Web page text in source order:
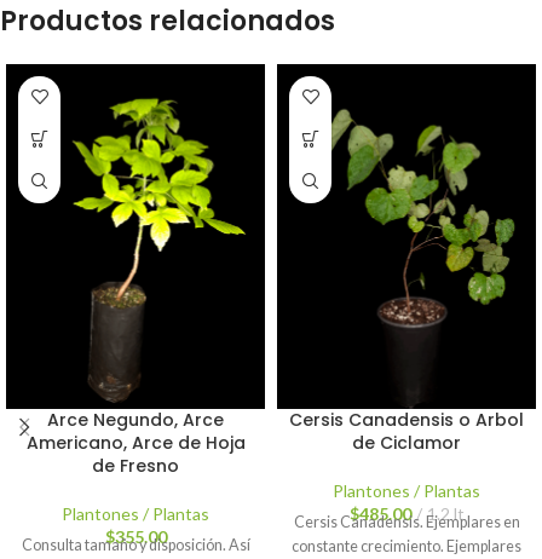
Productos relacionados
Arce Negundo, Arce
Americano, Arce de Hoja
de Fresno
Plantones / Plantas
$355.00
Consulta tamaño y disposición. Así
Cersis Canadensis o Arbol
de Ciclamor
Plantones / Plantas
$485.00 1.2 lt
Cersis Canadensis. Ejemplares en
constante crecimiento. Ejemplares